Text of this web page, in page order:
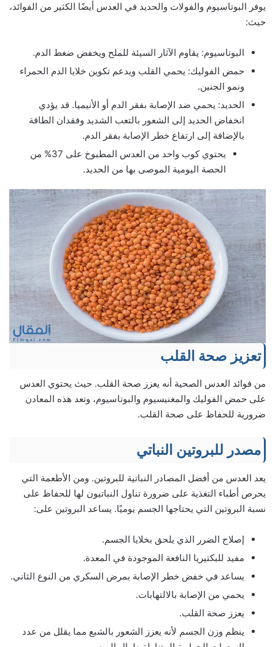
يوفر البوتاسيوم والفولات والحديد في العدس أيضًا الكثير من الفوائد،
حيث:
البوتاسيوم: يقاوم الآثار السيئة للملح ويخفض ضغط الدم.
حمض الفوليك: يحمي القلب ويدعم تكوين خلايا الدم الحمراء
ونمو الجنين.
الحديد: يحمي ضد الإصابة بفقر الدم أو الأنيميا. قد يؤدي
انخفاض الحديد إلى الشعور بالتعب الشديد وفقدان الطاقة
بالإضافة إلى ارتفاع خطر الإصابة بفقر الدم.
يحتوي كوب واحد من العدس المطبوخ على 37% من
الحصة اليومية الموصى بها من الحديد.
تعزيز صحة القلب
من فوائد العدس الصحية أنه يعزز صحة القلب. حيث يحتوي العدس
على حمض الفوليك والمغنيسيوم والبوتاسيوم، وتعد هذه المعادن
ضرورية للحفاظ على صحة القلب.
مصدر للبروتين النباتي
يعد العدس من أفضل المصادر النباتية للبروتين. ومن الأطعمة التي
يحرص أطباء التغذية على ضرورة تناول النباتيون لها للحفاظ على
نسبة البروتين التي يحتاجها الجسم يوميًا. يساعد البروتين على:
إصلاح الضرر الذي يلحق بخلايا الجسم.
مفيد للبكتيريا النافعة الموجودة في المعدة.
يساعد في خفض خطر الإصابة بمرض السكري من النوع الثاني.
يحمي من الإصابة بالالتهابات.
يعزز صحة القلب.
ينظم وزن الجسم لأنه يعزز الشعور بالشبع مما يقلل من عدد